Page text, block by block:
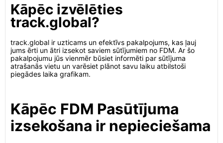
Kāpēc izvēlēties
track.global?
track.global ir uzticams un efektīvs pakalpojums, kas ļauj
jums ērti un ātri izsekot saviem sūtījumiem no FDM. Ar šo
pakalpojumu jūs vienmēr būsiet informēti par sūtījuma
atrašanās vietu un varēsiet plānot savu laiku atbilstoši
piegādes laika grafikam.
Kāpēc FDM Pasūtījuma
izsekošana ir nepieciešama